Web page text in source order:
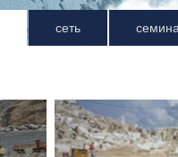
сеть